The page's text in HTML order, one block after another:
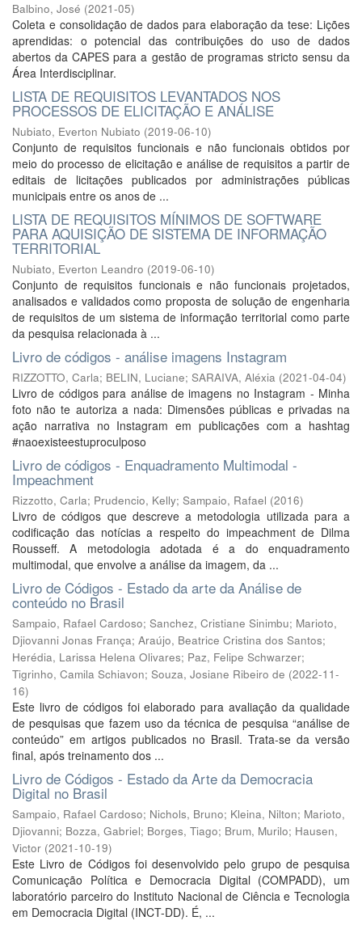
Balbino, José (2021-05)
Coleta e consolidação de dados para elaboração da tese: Lições
aprendidas: o potencial das contribuições do uso de dados
abertos da CAPES para a gestão de programas stricto sensu da
Área Interdisciplinar.
LISTA DE REQUISITOS LEVANTADOS NOS
PROCESSOS DE ELICITAÇÃO E ANÁLISE
Nubiato, Everton Nubiato (2019-06-10)
Conjunto de requisitos funcionais e não funcionais obtidos por
meio do processo de elicitação e análise de requisitos a partir de
editais de licitações publicados por administrações públicas
municipais entre os anos de ...
LISTA DE REQUISITOS MÍNIMOS DE SOFTWARE
PARA AQUISIÇÃO DE SISTEMA DE INFORMAÇÃO
TERRITORIAL
Nubiato, Everton Leandro (2019-06-10)
Conjunto de requisitos funcionais e não funcionais projetados,
analisados e validados como proposta de solução de engenharia
de requisitos de um sistema de informação territorial como parte
da pesquisa relacionada à ...
Livro de códigos - análise imagens Instagram
RIZZOTTO, Carla; BELIN, Luciane; SARAIVA, Aléxia (2021-04-04)
Livro de códigos para análise de imagens no Instagram - Minha
foto não te autoriza a nada: Dimensões públicas e privadas na
ação narrativa no Instagram em publicações com a hashtag
#naoexisteestuproculposo
Livro de códigos - Enquadramento Multimodal -
Impeachment
Rizzotto, Carla; Prudencio, Kelly; Sampaio, Rafael (2016)
Livro de códigos que descreve a metodologia utilizada para a
codificação das notícias a respeito do impeachment de Dilma
Rousseff. A metodologia adotada é a do enquadramento
multimodal, que envolve a análise da imagem, da ...
Livro de Códigos - Estado da arte da Análise de
conteúdo no Brasil
Sampaio, Rafael Cardoso; Sanchez, Cristiane Sinimbu; Marioto,
Djiovanni Jonas França; Araújo, Beatrice Cristina dos Santos;
Herédia, Larissa Helena Olivares; Paz, Felipe Schwarzer;
Tigrinho, Camila Schiavon; Souza, Josiane Ribeiro de (2022-11-
16)
Este livro de códigos foi elaborado para avaliação da qualidade
de pesquisas que fazem uso da técnica de pesquisa “análise de
conteúdo” em artigos publicados no Brasil. Trata-se da versão
final, após treinamento dos ...
Livro de Códigos - Estado da Arte da Democracia
Digital no Brasil
Sampaio, Rafael Cardoso; Nichols, Bruno; Kleina, Nilton; Marioto,
Djiovanni; Bozza, Gabriel; Borges, Tiago; Brum, Murilo; Hausen,
Victor (2021-10-19)
Este Livro de Códigos foi desenvolvido pelo grupo de pesquisa
Comunicação Política e Democracia Digital (COMPADD), um
laboratório parceiro do Instituto Nacional de Ciência e Tecnologia
em Democracia Digital (INCT-DD). É, ...